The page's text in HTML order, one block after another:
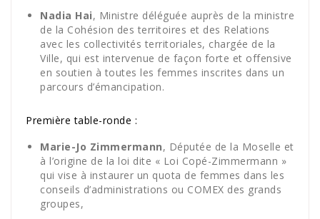
Nadia Hai, Ministre déléguée auprès de la ministre
de la Cohésion des territoires et des Relations
avec les collectivités territoriales, chargée de la
Ville, qui est intervenue de façon forte et offensive
en soutien à toutes les femmes inscrites dans un
parcours d’émancipation.
Première table-ronde :
Marie-Jo Zimmermann, Députée de la Moselle et
à l’origine de la loi dite « Loi Copé-Zimmermann »
qui vise à instaurer un quota de femmes dans les
conseils d’administrations ou COMEX des grands
groupes,